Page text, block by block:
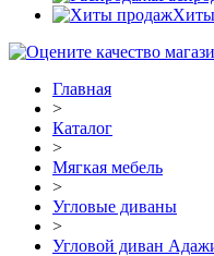
Главная
>
Каталог
>
Мягкая мебель
>
Угловые диваны
>
Угловой диван